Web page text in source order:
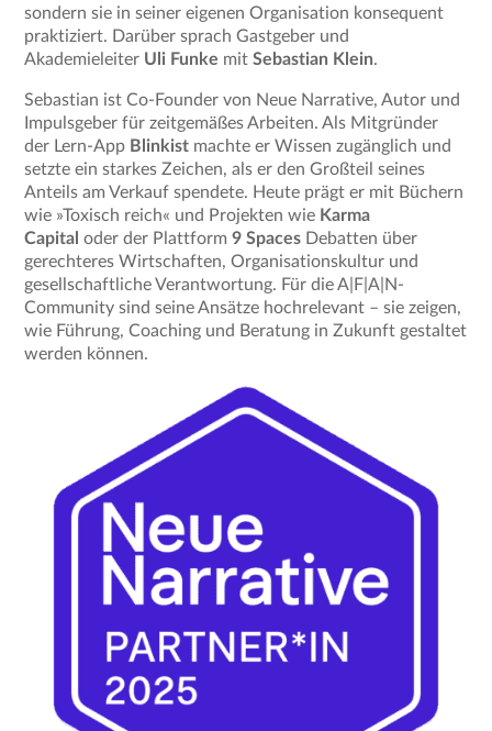
sondern sie in seiner eigenen Organisation konsequent
praktiziert. Darüber sprach Gastgeber und
Akademieleiter Uli Funke mitSebastian Klein.
Sebastian ist Co-Founder von Neue Narrative, Autor und
Impulsgeber für zeitgemäßes Arbeiten. Als Mitgründer
der Lern-App Blinkist machte er Wissen zugänglich und
setzte ein starkes Zeichen, als er den Großteil seines
Anteils am Verkauf spendete. Heute prägt er mit Büchern
wie »Toxisch reich« und Projekten wie Karma
Capital oder der Plattform9 Spaces Debatten über
gerechteres Wirtschaften, Organisationskultur und
gesellschaftliche Verantwortung. Für die A|F|A|N-
Community sind seine Ansätze hochrelevant – sie zeigen,
wie Führung, Coaching und Beratung in Zukunft gestaltet
werden können.